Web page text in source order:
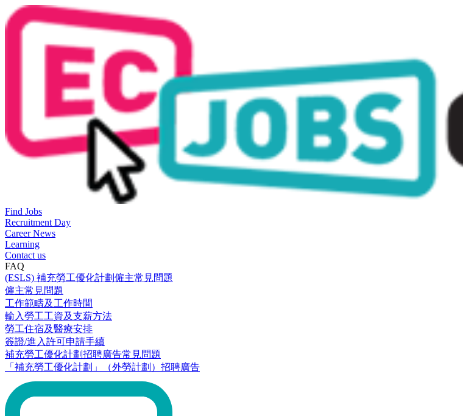
Find Jobs
Recruitment Day
Career News
Learning
Contact us
FAQ
(ESLS) 補充勞工優化計劃僱主常見問題
僱主常見問題
工作範疇及工作時間
輸入勞工工資及支薪方法
勞工住宿及醫療安排
簽證/進入許可申請手續
補充勞工優化計劃招聘廣告常見問題
「補充勞工優化計劃」（外勞計劃）招聘廣告